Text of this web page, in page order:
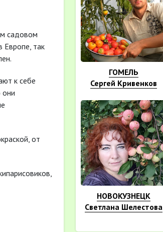
садовом
Европе, так
к себе
они
от
ГОМЕЛЬ
Сергей Кривенков
НОВОКУЗНЕЦК
Светлана Шелестова